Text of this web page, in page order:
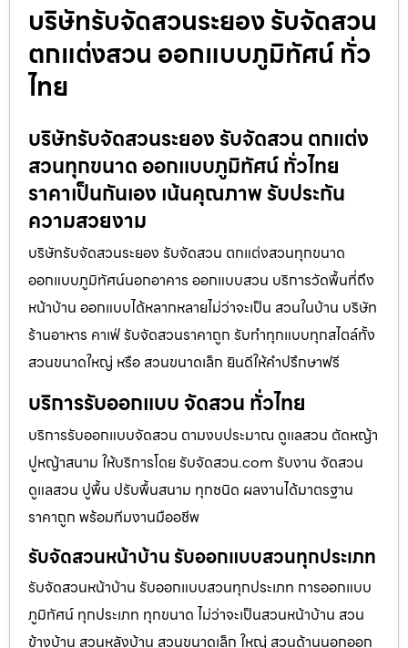
บริษัทรับจัดสวนระยอง รับจัดสวน
ตกแต่งสวน ออกแบบภูมิทัศน์ ทั่ว
ไทย
บริษัทรับจัดสวนระยอง รับจัดสวน ตกแต่ง
สวนทุกขนาด ออกแบบภูมิทัศน์ ทั่วไทย
ราคาเป็นกันเอง เน้นคุณภาพ รับประกัน
ความสวยงาม
บริษัทรับจัดสวนระยอง รับจัดสวน ตกแต่งสวนทุกขนาด
ออกแบบภูมิทัศน์นอกอาคาร ออกแบบสวน บริการวัดพื้นที่ถึง
หน้าบ้าน ออกแบบได้หลากหลายไม่ว่าจะเป็น สวนในบ้าน บริษัท
ร้านอาหาร คาเฟ่ รับจัดสวนราคาถูก รับทำทุกแบบทุกสไตล์ทั้ง
สวนขนาดใหญ่ หรือ สวนขนาดเล็ก ยินดีให้คำปรึกษาฟรี
บริการรับออกแบบ จัดสวน ทั่วไทย
บริการรับออกแบบจัดสวน ตามงบประมาณ ดูเเลสวน ตัดหญ้า
ปูหญ้าสนาม ให้บริการโดย รับจัดสวน.com รับงาน จัดสวน
ดูแลสวน ปูพื้น ปรับพื้นสนาม ทุกชนิด ผลงานได้มาตรฐาน
ราคาถูก พร้อมทีมงานมืออชีพ
รับจัดสวนหน้าบ้าน รับออกแบบสวนทุกประเภท
รับจัดสวนหน้าบ้าน รับออกแบบสวนทุกประเภท การออกแบบ
ภูมิทัศน์ ทุกประเภท ทุกขนาด ไม่ว่าจะเป็นสวนหน้าบ้าน สวน
ข้างบ้าน สวนหลังบ้าน สวนขนาดเล็ก ใหญ่ สวนด้านนอกออก